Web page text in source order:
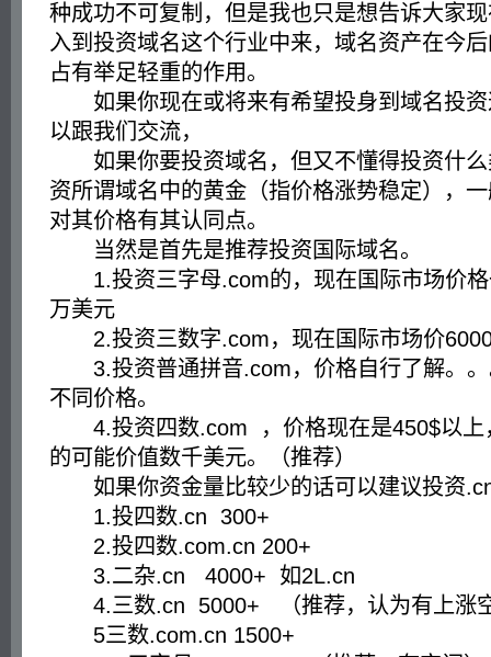
种成功不可复制，但是我也只是想告诉大家
入到投资域名这个行业中来，域名资产在今
占有举足轻重的作用。
如果你现在或将来有希望投身到域名投资
以跟我们交流，
如果你要投资域名，但又不懂得投资什么
资所谓域名中的黄金（指价格涨势稳定），
对其价格有其认同点。
当然是首先是推荐投资国际域名。
1.投资三字母.com的，现在国际市场价格
万美元
2.投资三数字.com，现在国际市场价
3.投资普通拼音.com，价格自行了解。。
不同价格。
4.投资四数.com ，价格现在是450$以上
的可能价值数千美元。（推荐）
如果你资金量比较少的话可以建议投资
1.投四数.cn 300+
2.投四数.com.cn 200+
3.二杂.cn 4000+ 如2L.cn
4.三数.cn 5000+ （推荐，认为有上涨
5三数.com.cn 1500+